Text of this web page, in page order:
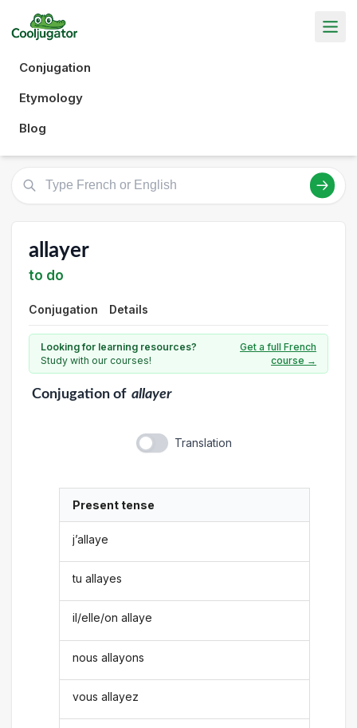
Conjugation
Etymology
Blog
allayer
to do
Conjugation Details
Looking for learning resources?
Study with our courses!
Get a full French
course →
Conjugationof allayer
Translation
Present tense
j’allaye
tu allayes
il/elle/on allaye
nous allayons
vous allayez